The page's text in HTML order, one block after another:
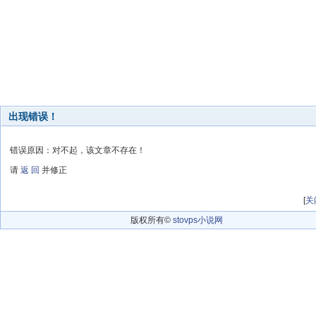
出现错误！
错误原因：对不起，该文章不存在！
请 返 回 并修正
[关
版权所有© stovps小说网